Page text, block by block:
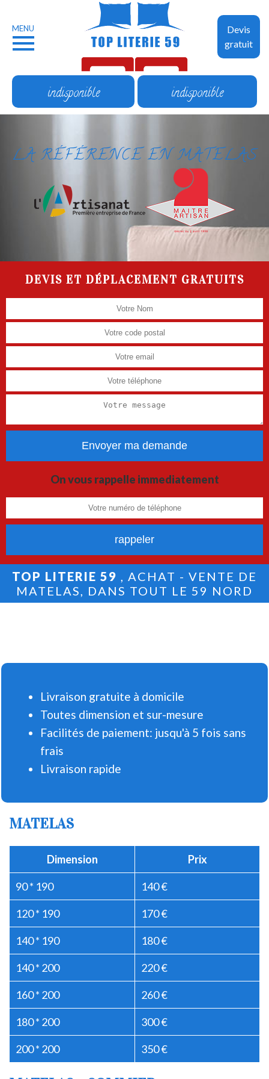
Devis
gratuit
MENU
indisponible indisponible
LA RÉFÉRENCE EN MATELAS
DEVIS ET DÉPLACEMENT GRATUITS
On vous rappelle immediatement
TOP LITERIE 59 , ACHAT - VENTE DE
MATELAS, DANS TOUT LE 59 NORD
Livraison gratuite à domicile
Toutes dimension et sur-mesure
Facilités de paiement: jusqu'à 5 fois sans
frais
Livraison rapide
MATELAS
Dimension Prix
90 * 190 140 €
120 * 190 170 €
140 * 190 180 €
140 * 200 220 €
160 * 200 260 €
180 * 200 300 €
200 * 200 350 €